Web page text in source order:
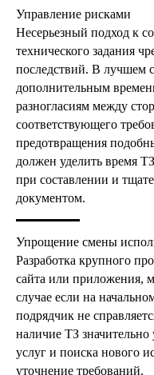
Управление рисками
Несерьезный подход к
технического задания
последствий. В лучшем
дополнительным
разногласиям между
соответствующего
предотвращения
должен уделить время
при составлении и
документом.
Упрощение смены
Разработка крупного
сайта или приложения,
случае если на
подрядчик не
наличие ТЗ значительно
услуг и поиска нового
уточнение требований.
2. Глоссарий:
сокращений;
3. Общие
наименование
объекта, область
4. Цели и задачи
цели создания
назначение;